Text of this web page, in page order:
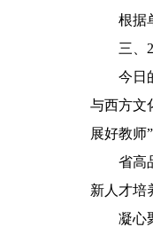
根据单
三、
今日的
与西方文
展好教师
省高品
新人才培
凝心聚